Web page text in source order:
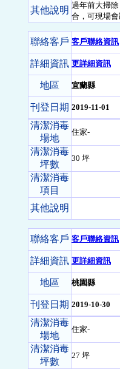
其他說明 過年前大掃
合，可現場
聯絡客戶 客戶聯絡資訊
詳細資訊 更詳細資訊
地區 宜蘭縣
刊登日期 2019-11-01
清潔消毒
場地
住家-
清潔消毒
坪數
30 坪
清潔消毒
項目
其他說明
聯絡客戶 客戶聯絡資訊
詳細資訊 更詳細資訊
地區 桃園縣
刊登日期 2019-10-30
清潔消毒
場地
住家-
清潔消毒
坪數
27 坪